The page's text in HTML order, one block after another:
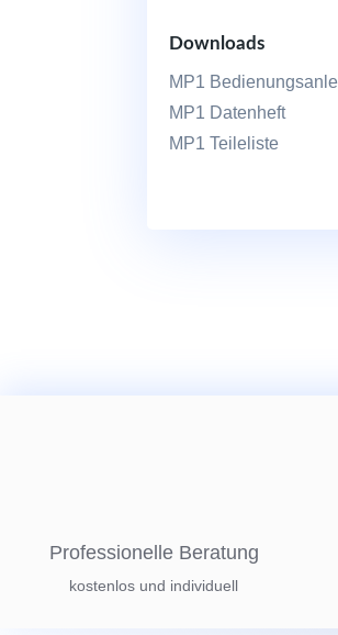
Downloads
MP1
MP1 Datenheft
MP1 Teileliste
Professionelle Beratung
kostenlos und individuell